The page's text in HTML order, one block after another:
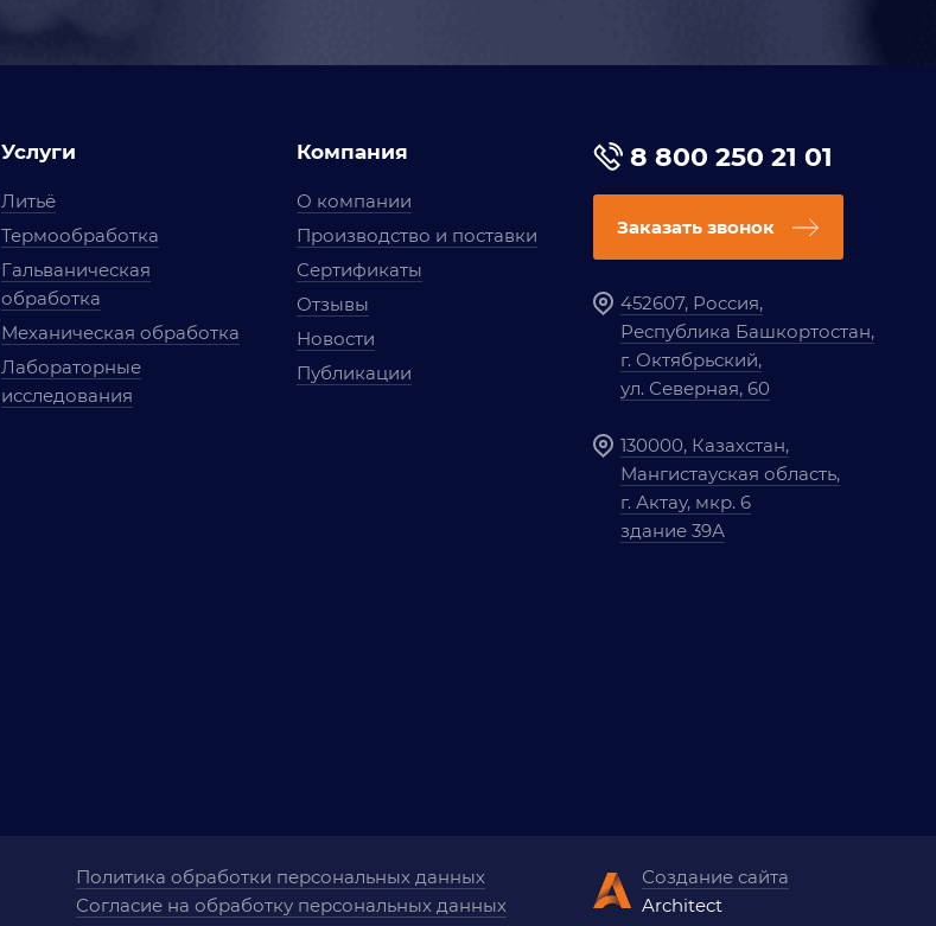
Услуги
Литьё
Термообработка
Гальваническая
обработка
Механическая обработка
Лабораторные
исследования
Компания
О компании
Производство и поставки
Сертификаты
Отзывы
Новости
Публикации
8 800 250 21 01
Заказать звонок
452607, Россия,
Республика Башкортостан,
г. Октябрьский,
ул. Северная, 60
130000, Казахстан,
Мангистауская область,
г. Актау, мкр. 6
здание 39А
Политика обработки персональных данных
Согласие на обработку персональных данных
Создание сайта
Architect